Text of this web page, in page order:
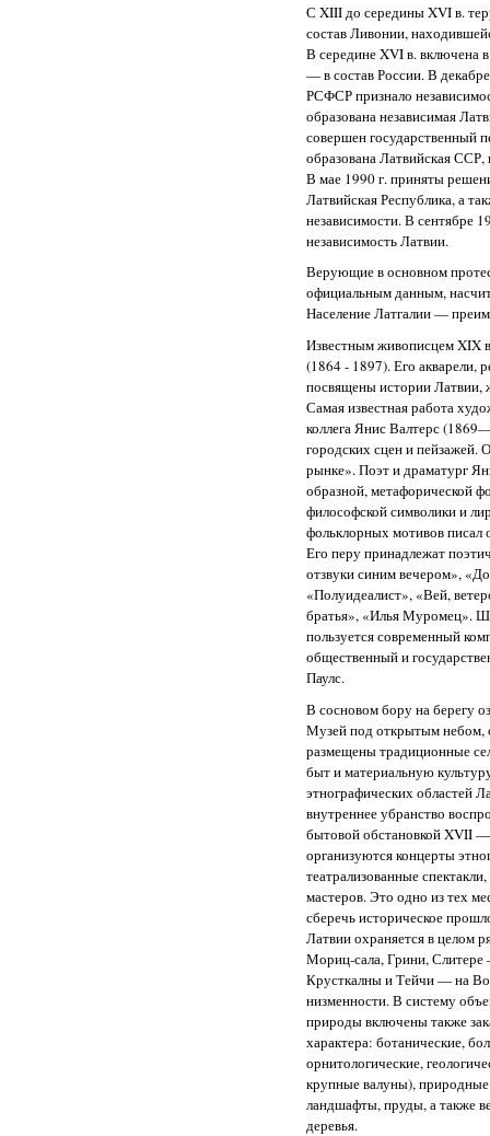
С XIII до середины XVI в.
состав Ливонии,
В середине XVI в. включена
— в состав России. В
РСФСР признало
образована независимая
совершен государственный
образована Латвийская
В мае 1990 г. приняты
Латвийская Республика, а
независимости. В сентябре
независимость Латвии.
Верующие в основном
официальным данным,
Население Латгалии —
Известным живописцем XIX
(1864 - 1897). Его акварели,
посвящены истории Латвии,
Самая известная работа
коллега Янис Валтерс
городских сцен и
рынке». Поэт и драматург
образной, метафорической
философской символики и
фольклорных мотивов писал
Его перу принадлежат
отзвуки синим вечером»,
«Полуидеалист», «Вей,
братья», «Илья Муромец».
пользуется современный
общественный и
Паулс.
В сосновом бору на берегу
Музей под открытым небом,
размещены традиционные
быт и материальную
этнографических областей
внутреннее убранство
бытовой обстановкой XVII
организуются концерты
театрализованные
мастеров. Это одно из тех
сберечь историческое
Латвии охраняется в целом
Мориц-сала, Грини, Слитере
Крусткалны и Тейчи — на
низменности. В систему
природы включены также
характера: ботанические,
орнитологические,
крупные валуны),
ландшафты, пруды, а также
деревья.